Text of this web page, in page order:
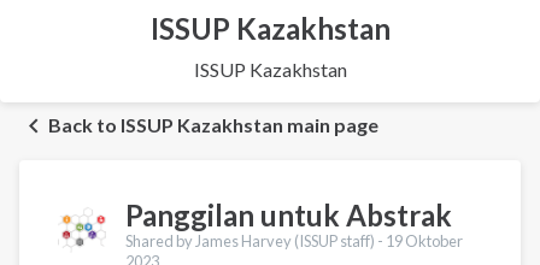
ISSUP Kazakhstan
ISSUP Kazakhstan
Back to ISSUP Kazakhstan main page
Panggilan untuk Abstrak
Shared by James Harvey (ISSUP staff) - 19 Oktober